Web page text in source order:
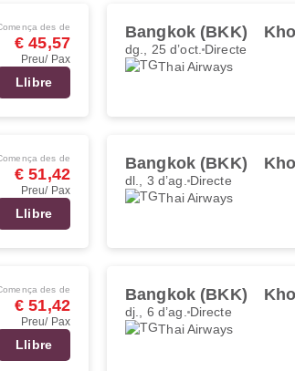
des de
€ 45,57
Preu/ Pax
Llibre
Bangkok (BKK)
dg., 25 d’oct. Directe
Thai Airways
des de
€ 51,42
Preu/ Pax
Llibre
Bangkok (BKK)
dl., 3 d’ag. Directe
Thai Airways
des de
€ 51,42
Preu/ Pax
Llibre
Bangkok (BKK)
dj., 6 d’ag. Directe
Thai Airways